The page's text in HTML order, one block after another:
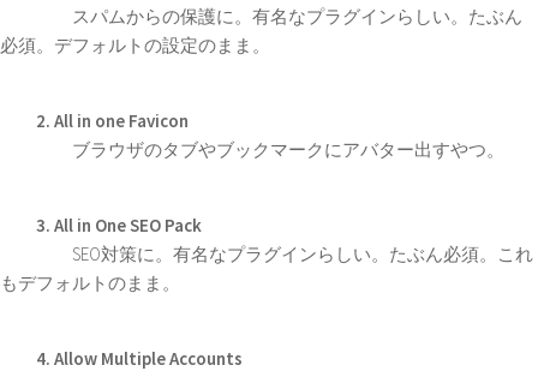
スパムからの保護に。有名なプラグインらしい。たぶん
必須。デフォルトの設定のまま。
2. All in one Favicon
ブラウザのタブやブックマークにアバター出すやつ。
3. All in One SEO Pack
SEO対策に。有名なプラグインらしい。たぶん必須。これ
もデフォルトのまま。
4. Allow Multiple Accounts